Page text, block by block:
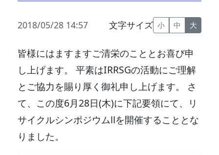
2018/05/28 14:57 文字サイズ 小 中 大
皆様にはますますご清栄のこととお喜び申
し上げます。 平素はIRRSGの活動にご理解
とご協力を賜り厚く御礼申し上げます。 さ
て、この度6月28日(木)に下記要領にて、リ
サイクルシンポジウムⅡを開催することとな
りました。